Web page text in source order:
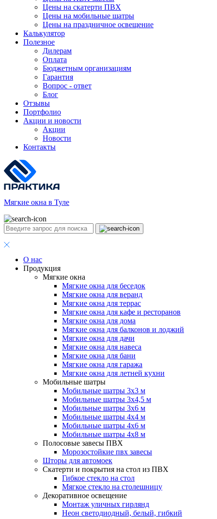
Цены на скатерти ПВХ
Цены на мобильные шатры
Цены на праздничное освещение
Калькулятор
Полезное
Дилерам
Оплата
Бюджетным организациям
Гарантия
Вопрос - ответ
Блог
Отзывы
Портфолио
Акции и новости
Акции
Новости
Контакты
Мягкие окна в Туле
О нас
Продукция
Мягкие окна
Мягкие окна для беседок
Мягкие окна для веранд
Мягкие окна для террас
Мягкие окна для кафе и ресторанов
Мягкие окна для дома
Мягкие окна для балконов и лоджий
Мягкие окна для дачи
Мягкие окна для навеса
Мягкие окна для бани
Мягкие окна для гаража
Мягкие окна для летней кухни
Мобильные шатры
Мобильные шатры 3х3 м
Мобильные шатры 3х4,5 м
Мобильные шатры 3х6 м
Мобильные шатры 4х4 м
Мобильные шатры 4х6 м
Мобильные шатры 4х8 м
Полосовые завесы ПВХ
Морозостойкие пвх завесы
Шторы для автомоек
Скатерти и покрытия на стол из ПВХ
Гибкое стекло на стол
Мягкое стекло на столешницу
Декоративное освещение
Монтаж уличных гирлянд
Неон светодиодный, белый, гибкий